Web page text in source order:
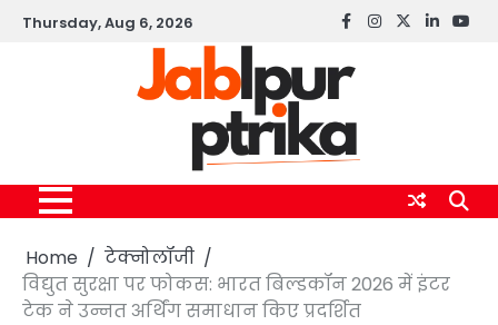
SkipThursday, Aug 6, 2026 Facebook
instagram
twitterlinkedin
Home
टेक्नोलॉजी
विद्युत सुरक्षा पर फोकस: भारत बिल्डकॉन 2026 में इंटर
टेक ने उन्नत अर्थिंग समाधान किए प्रदर्शित